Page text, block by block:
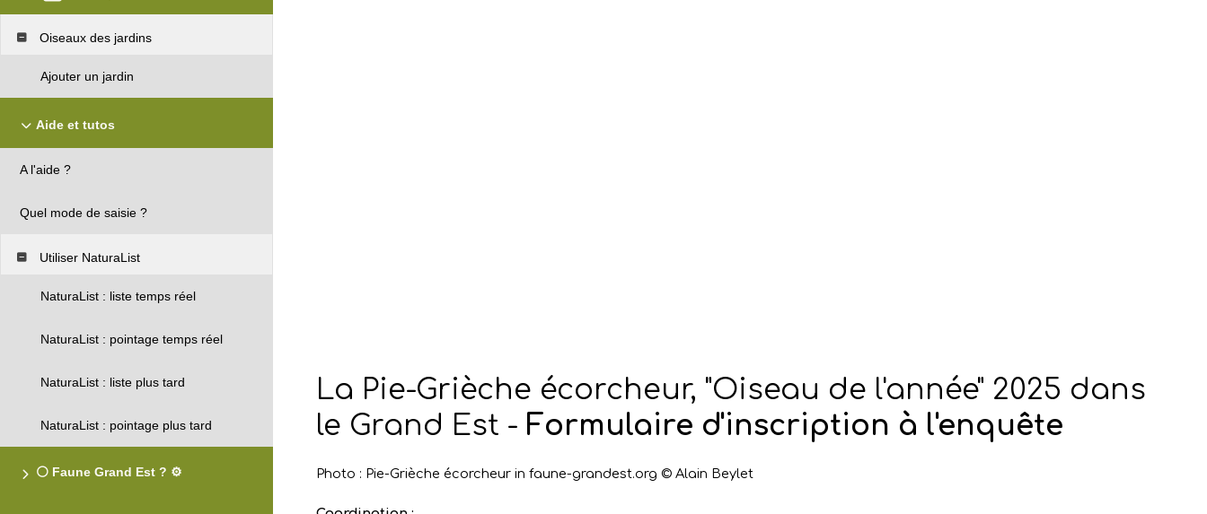
Oiseaux des jardins
Ajouter un jardin
Aide et tutos
A l'aide ?
Quel mode de saisie ?
Utiliser NaturaList
NaturaList : liste temps réel
NaturaList : pointage temps réel
NaturaList : liste plus tard
NaturaList : pointage plus tard
⚪ Faune Grand Est ? ⚙️